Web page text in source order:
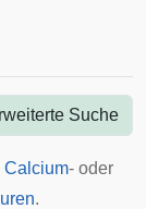
Suche
Calcium- oder
.